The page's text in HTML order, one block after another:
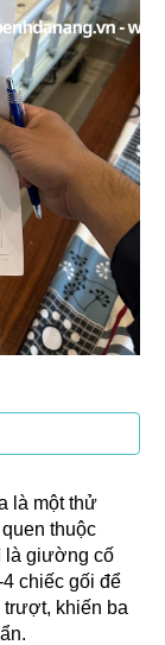
là một thử
thuộc
là giường cố
chiếc gối để
khiến ba